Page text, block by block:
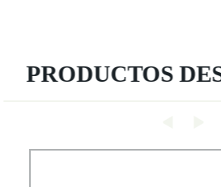
PRODUCTOS